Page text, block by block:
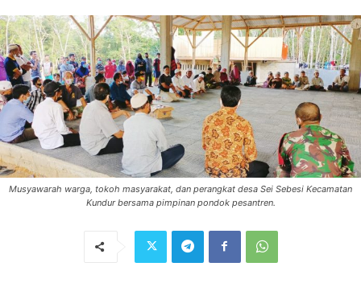
Musyawarah warga, tokoh masyarakat, dan perangkat desa Sei Sebesi Kecamatan
Kundur bersama pimpinan pondok pesantren.